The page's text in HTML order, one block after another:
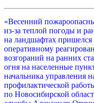
«Весенний
из-за теплой погоды и
на ландшафтах пришелся
оперативному
возгораний на ранних
огня на населенные
начальника управления
профилактической
по Новосибирской